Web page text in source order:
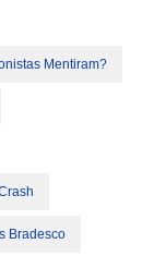
Mentiram?
Bradesco